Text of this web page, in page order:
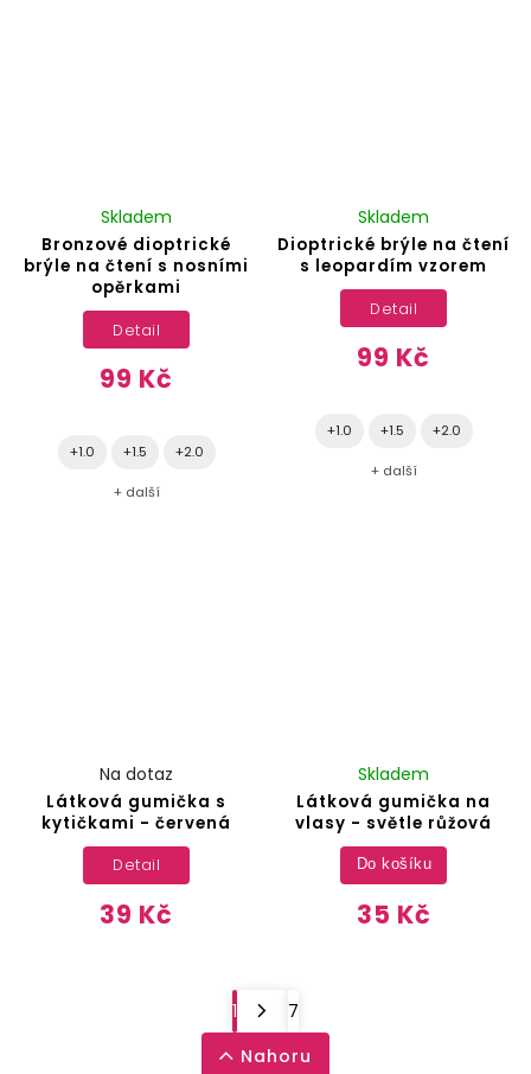
Bronzové dioptrické
brýle na čtení s nosními
opěrkami
Skladem
99 Kč
Detail
+1.0 +1.5 +2.0
+ další
Dioptrické brýle na čtení
s leopardím vzorem
Skladem
99 Kč
Detail
+1.0 +1.5 +2.0
+ další
Látková gumička s
kytičkami - červená
Na dotaz
39 Kč
Detail
Látková gumička na
vlasy - světle růžová
Skladem
35 Kč
Do košíku
1
7
Nahoru